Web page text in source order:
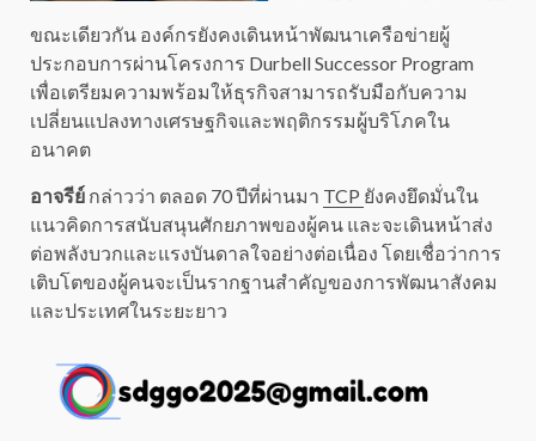
ขณะเดียวกัน องค์กรยังคงเดินหน้าพัฒนาเครือข่ายผู้
ประกอบการผ่านโครงการ Durbell Successor Program
เพื่อเตรียมความพร้อมให้ธุรกิจสามารถรับมือกับความ
เปลี่ยนแปลงทางเศรษฐกิจและพฤติกรรมผู้บริโภคใน
อนาคต
อาจรีย์ กล่าวว่า ตลอด 70 ปีที่ผ่านมา TCP ยังคงยึดมั่นใน
แนวคิดการสนับสนุนศักยภาพของผู้คน และจะเดินหน้าส่ง
ต่อพลังบวกและแรงบันดาลใจอย่างต่อเนื่อง โดยเชื่อว่าการ
เติบโตของผู้คนจะเป็นรากฐานสำคัญของการพัฒนาสังคม
และประเทศในระยะยาว